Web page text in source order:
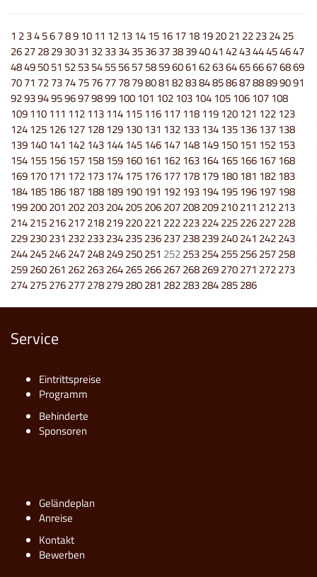
1 234567891011 12131415161718192021 22232425
262728293031 32333435363738394041 424344454647
48495051 52535455565758596061 6263646566676869
7071 72737475767778798081 82838485868788899091
9293949596979899100101 102103104105106107108
109110111 112113114115116117118119120121 122123
124125126127128129130131 132133134135136137138
139140141 142143144145146147148149150151 152153
154155156157158159160161 162163164165166167168
169170171 172173174175176177178179180181 182183
184185186187188189190191 192193194195196197198
199200201 202203204205206207208209210211 212213
214215216217218219220221 222223224225226227228
229230231 232233234235236237238239240241 242243
244245246247248249250251 252253254255256257258
259260261 262263264265266267268269270271 272273
274275276277278279280281 282283284285286
Service
Eintrittspreise
Programm
Behinderte
Sponsoren
Geländeplan
Anreise
Kontakt
Bewerben